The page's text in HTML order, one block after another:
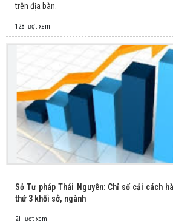
trên địa bàn.
128 lượt xem
Sở Tư pháp Thái Nguyên: Chỉ số cải cách
thứ 3 khối sở, ngành
21 lượt xem